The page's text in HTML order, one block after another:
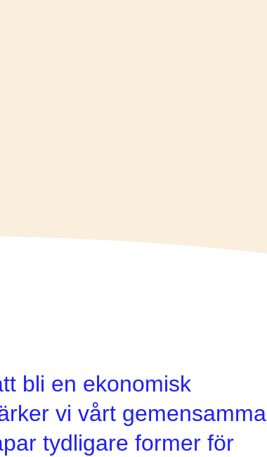
bli en ekonomisk
vi vårt gemensamma
tydligare former för